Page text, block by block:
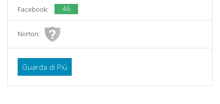
Facebook: 46
Norton:
Guarda di Più